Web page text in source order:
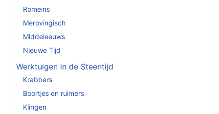
Romeins
Merovingisch
Middeleeuws
Nieuwe Tijd
Werktuigen in de Steentijd
Krabbers
Boortjes en ruimers
Klingen